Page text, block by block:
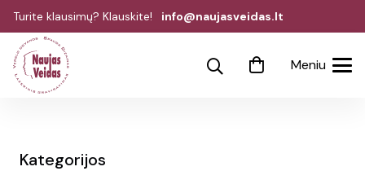
Turite klausimų? Klauskite! info@naujasveidas.lt
Meniu
Kategorijos